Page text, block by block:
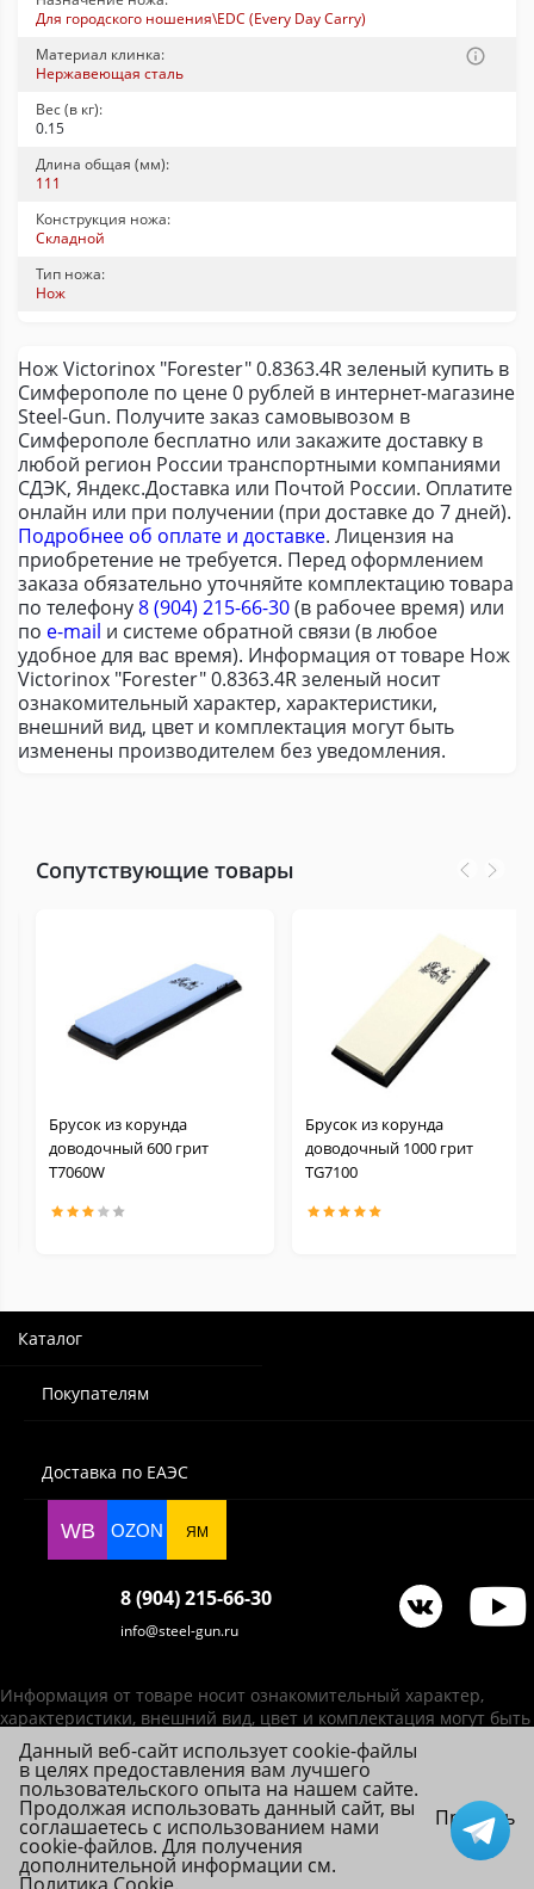
Для городского ношения\EDC (Every Day Carry)
Материал клинка:
Нержавеющая сталь
Вес (в кг):
0.15
Длина общая (мм):
111
Конструкция ножа:
Складной
Тип ножа:
Нож
Нож Victorinox "Forester" 0.8363.4R зеленый купить в
Симферополе по цене 0 рублей в интернет-магазине
Steel-Gun. Получите заказ самовывозом в
Симферополе бесплатно или закажите доставку в
любой регион России транспортными компаниями
СДЭК, Яндекс.Доставка или Почтой России. Оплатите
онлайн или при получении (при доставке до 7 дней).
Подробнее об оплате и доставке. Лицензия на
приобретение не требуется. Перед оформлением
заказа обязательно уточняйте комплектацию товара
по телефону8 (904) 215-66-30(в рабочее время) или
по e-mail и системе обратной связи (в любое
удобное для вас время). Информация от товаре Нож
Victorinox "Forester" 0.8363.4R зеленый носит
ознакомительный характер, характеристики,
внешний вид, цвет и комплектация могут быть
изменены производителем без уведомления.
Сопутствующие товары
Брусок из корунда
доводочный 600 грит
Т7060W
Брусок из корунда
доводочный 1000 грит
TG7100
Каталог
Покупателям
Доставка по ЕАЭС
WB OZON ЯМ
8 (904) 215-66-30
info@steel-gun.ru
Информация от товаре носит ознакомительный характер,
характеристики, внешний вид, цвет и комплектация могут быть
изменены производителем без уведомления.
ИП Фролова А. В., ОГРНИП 314784720200492
© 2026 Steel-Gun (Стил Ган) - оптовый интернет-магазин ножей, пневматики,
товаров для страйкбола и туризма.
Данный веб-сайт использует cookie-файлы
в целях предоставления вам лучшего
пользовательского опыта на нашем сайте.
Продолжая использовать данный сайт, вы
соглашаетесь с использованием нами
cookie-файлов. Для получения
дополнительной информации см.
Принять